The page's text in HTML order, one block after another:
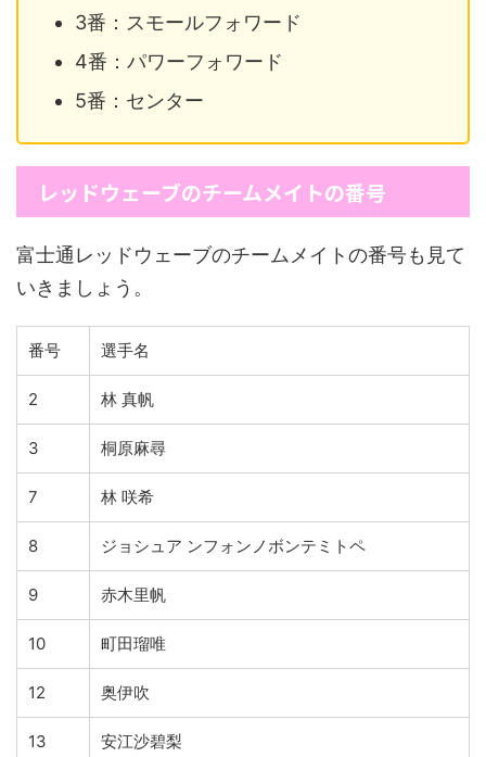
3番：スモールフォワード
4番：パワーフォワード
5番：センター
レッドウェーブのチームメイトの番号
富士通レッドウェーブのチームメイトの番号も見て
いきましょう。
番号 選手名
2 林 真帆
3 桐原麻尋
7 林 咲希
8 ジョシュア ンフォンノボンテミトペ
9 赤木里帆
10 町田瑠唯
12 奥伊吹
13 安江沙碧梨